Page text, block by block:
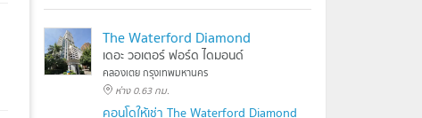
The Waterford Diamond
เดอะ วอเตอร์ ฟอร์ด ไดมอนด์
คลองเตย กรุงเทพมหานคร
ห่าง 0.63 กม.
คอนโดให้เช่า The Waterford Diamond